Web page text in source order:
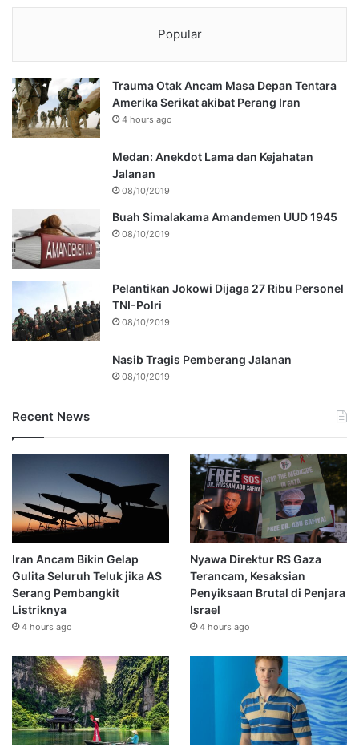
Popular
Trauma Otak Ancam Masa Depan Tentara
Amerika Serikat akibat Perang Iran
4 hours ago
Medan: Anekdot Lama dan Kejahatan
Jalanan
08/10/2019
Buah Simalakama Amandemen UUD 1945
08/10/2019
Pelantikan Jokowi Dijaga 27 Ribu Personel
TNI-Polri
08/10/2019
Nasib Tragis Pemberang Jalanan
08/10/2019
Recent News
Iran Ancam Bikin Gelap
Gulita Seluruh Teluk jika AS
Serang Pembangkit
Listriknya
4 hours ago
Nyawa Direktur RS Gaza
Terancam, Kesaksian
Penyiksaan Brutal di Penjara
Israel
4 hours ago